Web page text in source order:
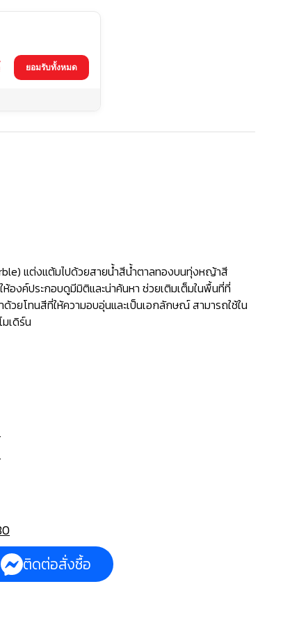
แต่งแต้มไปด้วยสายน้ำสีน้ำตาลทองบนทุ่งหญ้าสี
องค์ประกอบดูมีมิติและน่าค้นหา ช่วยเติมเต็มในพื้นที่ที่
วยโทนสีที่ให้ความอบอุ่นและเป็นเอกลักษณ์ สามารถใช้ใน
เดิร์น
ติดต่อสั่งซื้อ
ยอมรับทั้งหมด